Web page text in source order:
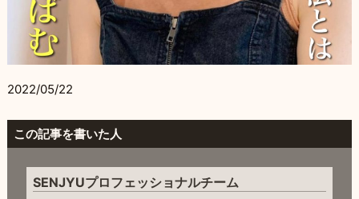
2022/05/22
この記事を書いた人
SENJYUプロフェッショナルチーム